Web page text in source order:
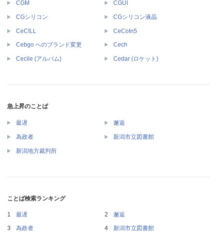
CGM CGUI
CGシリコン CGシリコン液晶
CeCILL CeCoIn5
Cebgo へのブランド変更 Cech
Cecile (アルバム) Cedar (ロケット)
急上昇のことば
最遅 邂逅
為政者 新潟市立図書館
新潟地方裁判所
ことば検索ランキング
最遅
邂逅
為政者
新潟市立図書館